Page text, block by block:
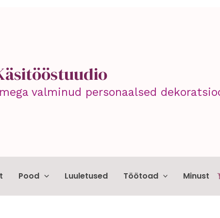
valminud personaalsed
Pood Luuletused Töötoad Minust